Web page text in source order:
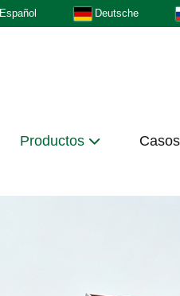
Español Deutsche
Productos